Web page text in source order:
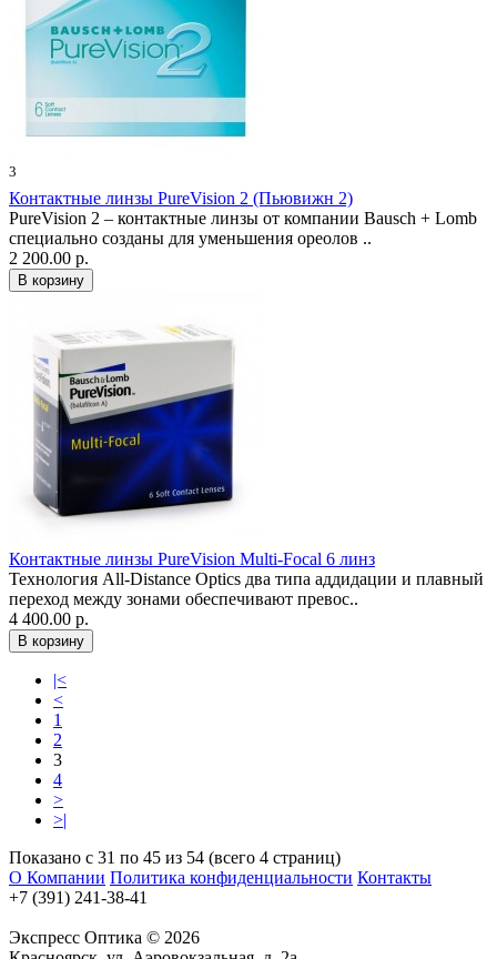
3
Контактные линзы PureVision 2 (Пьювижн 2)
PureVision 2 – контактные линзы от компании Bausch + Lomb
специально созданы для уменьшения ореолов ..
2 200.00 р.
Контактные линзы PureVision Multi-Focal 6 линз
Технология All-Distance Optics два типа аддидации и плавный
переход между зонами обеспечивают превос..
4 400.00 р.
|<
<
1
2
3
4
>
>|
Показано с 31 по 45 из 54 (всего 4 страниц)
О Компании Политика конфиденциальности Контакты
+7 (391) 241-38-41
Экспресс Оптика © 2026